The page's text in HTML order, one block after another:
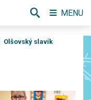
Olšovský slavík
MENU